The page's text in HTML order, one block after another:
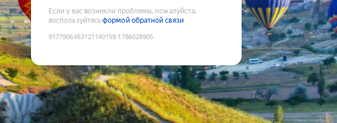
Если у вас возникли проблемы, пожалуйста,
воспользуйтесьформой обратной связи
9177906453121140159:1786028905